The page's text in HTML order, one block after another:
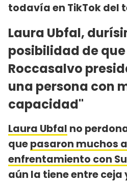
todavía en TikTok del
Laura Ubfal,
posibilidad de
Roccasalvo
una persona con
capacidad"
Laura Ubfal no
quepasaron muchos
enfrentamiento con
aún la tiene entre ceja